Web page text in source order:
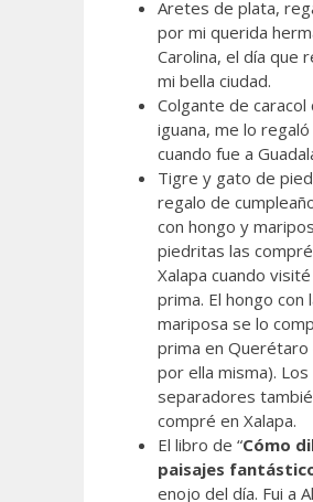
Aretes de plata,
por mi querida
Carolina, el día que
mi bella ciudad.
Colgante de caracol
iguana, me lo
cuando fue a
Tigre y gato de
regalo de
con hongo y
piedritas las
Xalapa cuando
prima. El hongo con
mariposa se lo
prima en Querétaro
por ella misma). Los
separadores
compré en Xalapa.
El libro de “Cómo
paisajes
enojo del día. Fui a